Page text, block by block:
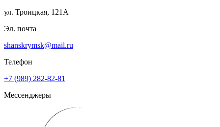
ул. Троицкая, 121А
Эл. почта
shanskrymsk@mail.ru
Телефон
+7 (989) 282-82-81
Мессенджеры